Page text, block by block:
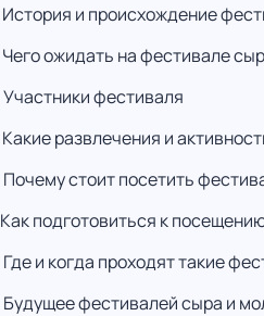
История и происхождение
Чего ожидать на фестивале
Участники фестиваля
Какие развлечения и
Почему стоит посетить
Как подготовиться к
Где и когда проходят такие
Будущее фестивалей сыра и